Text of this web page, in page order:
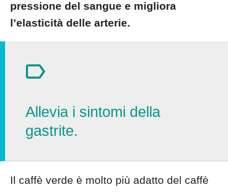
pressione del sangue e migliora
l’elasticità delle arterie.
Allevia i sintomi della
gastrite.
Il caffè verde è molto più adatto del caffè